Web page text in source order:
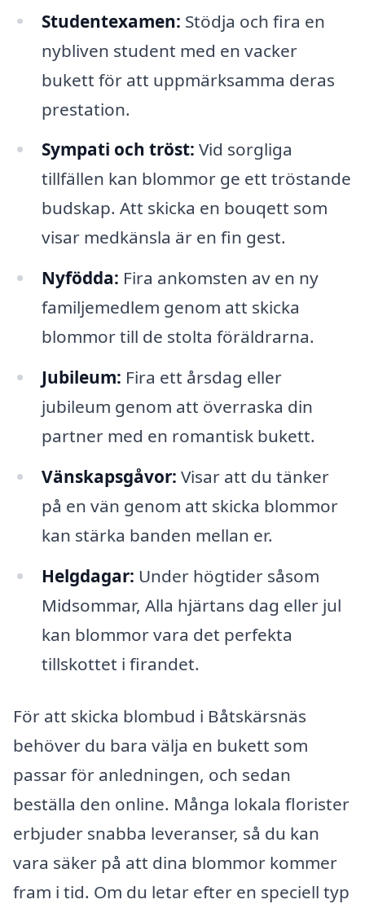
Studentexamen: Stödja och fira en
nybliven student med en vacker
bukett för att uppmärksamma deras
prestation.
Sympati och tröst: Vid sorgliga
tillfällen kan blommor ge ett tröstande
budskap. Att skicka en bouqett som
visar medkänsla är en fin gest.
Nyfödda: Fira ankomsten av en ny
familjemedlem genom att skicka
blommor till de stolta föräldrarna.
Jubileum: Fira ett årsdag eller
jubileum genom att överraska din
partner med en romantisk bukett.
Vänskapsgåvor: Visar att du tänker
på en vän genom att skicka blommor
kan stärka banden mellan er.
Helgdagar: Under högtider såsom
Midsommar, Alla hjärtans dag eller jul
kan blommor vara det perfekta
tillskottet i firandet.
För att skicka blombud i Båtskärsnäs
behöver du bara välja en bukett som
passar för anledningen, och sedan
beställa den online. Många lokala florister
erbjuder snabba leveranser, så du kan
vara säker på att dina blommor kommer
fram i tid. Om du letar efter en speciell typ